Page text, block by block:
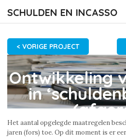
SCHULDEN EN INCASSO
< VORIGE PROJECT
Ontwikkeling
in
Het aantal opgelegde maatregelen
jaren (fors) toe. Op dit moment is er